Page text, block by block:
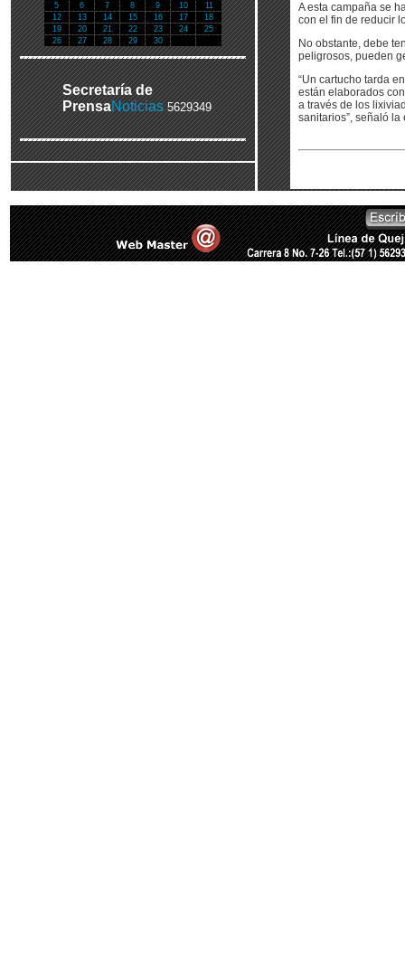
5
6 7 8 9 10
11
12
13 14 15 16 17
18
19
20 21 22 23 24
25
26
27 28 29 30
Secretaría de
PrensaNoticias 5629349
A esta campaña se
con el fin de reducir
No obstante, debe
peligrosos, pueden
“Un cartucho tarda
están elaborados
a través de los
sanitarios”, señaló la